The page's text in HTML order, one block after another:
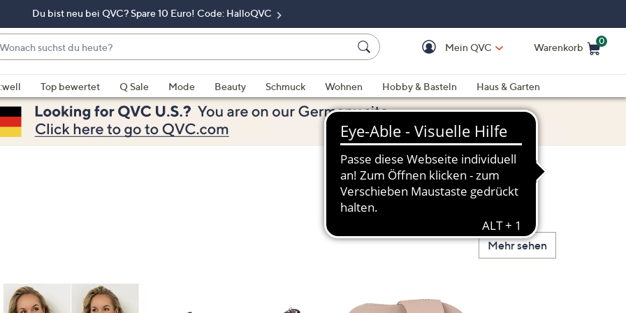
Du bist neu bei QVC? Spare 10 Euro! Code: HalloQVC
Mein QVC Warenkorb
0
Top bewertet Q Sale Mode Beauty Schmuck Wohnen Hobby & Basteln
Haus & Garten
Mehr sehen